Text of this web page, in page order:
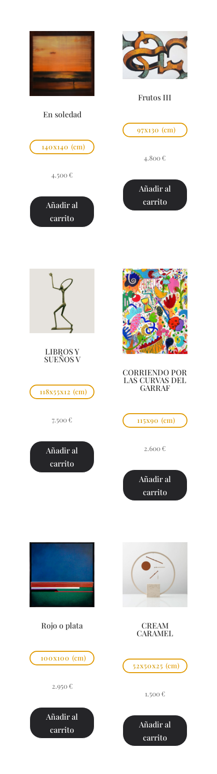
En soledad
140x140 (cm)
4.500 €
Añadir al
carrito
Frutos III
97x130 (cm)
4.800 €
Añadir al
carrito
LIBROS Y
SUEÑOS V
118x55x12 (cm)
7.500 €
Añadir al
carrito
CORRIENDO POR
LAS CURVAS DEL
GARRAF
115x90 (cm)
2.600 €
Añadir al
carrito
Rojo o plata
100x100 (cm)
2.950 €
Añadir al
carrito
CREAM
CARAMEL
52x50x25 (cm)
1.500 €
Añadir al
carrito